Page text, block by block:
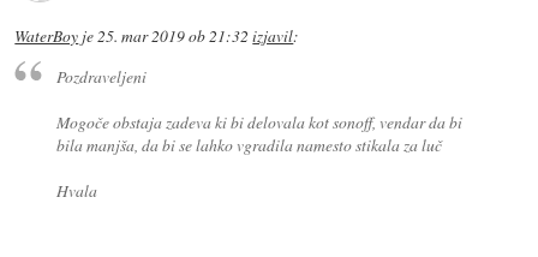
WaterBoy je25. mar 2019 ob 21:32 izjavil:
Pozdraveljeni
Mogoče obstaja zadeva ki bi delovala kot sonoff, vendar da bi
bila manjša, da bi se lahko vgradila namesto stikala za luč
Hvala